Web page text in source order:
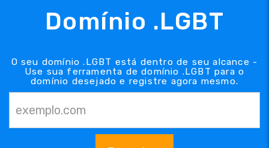
Domínio .LGBT
O seu domínio .LGBT está dentro de seu alcance -
Use sua ferramenta de domínio .LGBT para o
domínio desejado e registre agora mesmo.